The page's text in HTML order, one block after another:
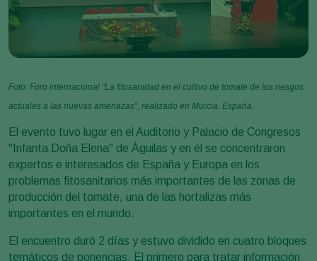
Foto: Foro internacional "La fitosanidad en el cultivo de tomate de los riesgos
actuales a las nuevas amenazas", realizado en Murcia, España.
El evento tuvo lugar en el Auditorio y Palacio de Congresos
"Infanta Doña Elena" de Águilas y en él se concentraron
expertos e interesados de España y Europa en los
problemas fitosanitarios más importantes de las zonas de
producción del tomate, una de las hortalizas más
importantes en el mundo.
El encuentro duró 2 días y estuvo dividido en cuatro bloques
temáticos de ponencias. El primero para tratar información